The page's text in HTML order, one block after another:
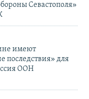
Севастополя»
имеют
последствия» для
ООН